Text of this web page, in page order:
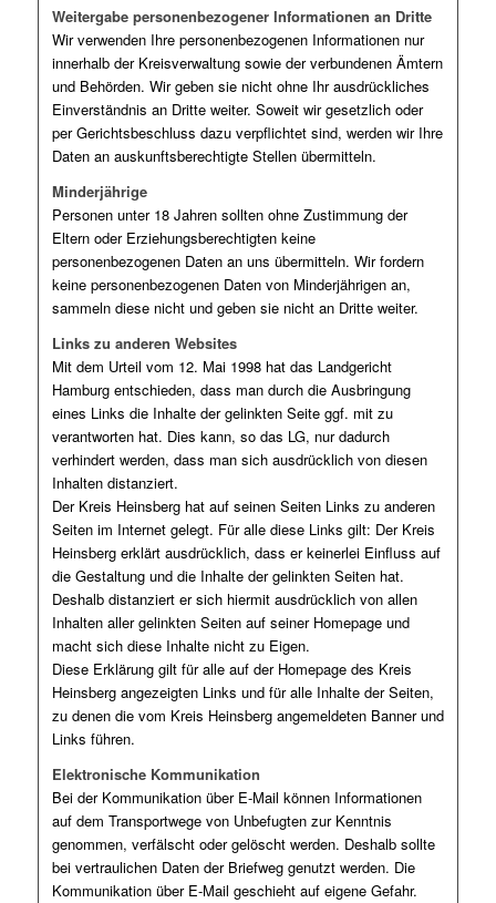
Weitergabe personenbezogener Informationen an Dritte
Wir verwenden Ihre personenbezogenen Informationen nur
innerhalb der Kreisverwaltung sowie der verbundenen Ämtern
und Behörden. Wir geben sie nicht ohne Ihr ausdrückliches
Einverständnis an Dritte weiter. Soweit wir gesetzlich oder
per Gerichtsbeschluss dazu verpflichtet sind, werden wir Ihre
Daten an auskunftsberechtigte Stellen übermitteln.
Minderjährige
Personen unter 18 Jahren sollten ohne Zustimmung der
Eltern oder Erziehungsberechtigten keine
personenbezogenen Daten an uns übermitteln. Wir fordern
keine personenbezogenen Daten von Minderjährigen an,
sammeln diese nicht und geben sie nicht an Dritte weiter.
Links zu anderen Websites
Mit dem Urteil vom 12. Mai 1998 hat das Landgericht
Hamburg entschieden, dass man durch die Ausbringung
eines Links die Inhalte der gelinkten Seite ggf. mit zu
verantworten hat. Dies kann, so das LG, nur dadurch
verhindert werden, dass man sich ausdrücklich von diesen
Inhalten distanziert.
Der Kreis Heinsberg hat auf seinen Seiten Links zu anderen
Seiten im Internet gelegt. Für alle diese Links gilt: Der Kreis
Heinsberg erklärt ausdrücklich, dass er keinerlei Einfluss auf
die Gestaltung und die Inhalte der gelinkten Seiten hat.
Deshalb distanziert er sich hiermit ausdrücklich von allen
Inhalten aller gelinkten Seiten auf seiner Homepage und
macht sich diese Inhalte nicht zu Eigen.
Diese Erklärung gilt für alle auf der Homepage des Kreis
Heinsberg angezeigten Links und für alle Inhalte der Seiten,
zu denen die vom Kreis Heinsberg angemeldeten Banner und
Links führen.
Elektronische Kommunikation
Bei der Kommunikation über E-Mail können Informationen
auf dem Transportwege von Unbefugten zur Kenntnis
genommen, verfälscht oder gelöscht werden. Deshalb sollte
bei vertraulichen Daten der Briefweg genutzt werden. Die
Kommunikation über E-Mail geschieht auf eigene Gefahr.